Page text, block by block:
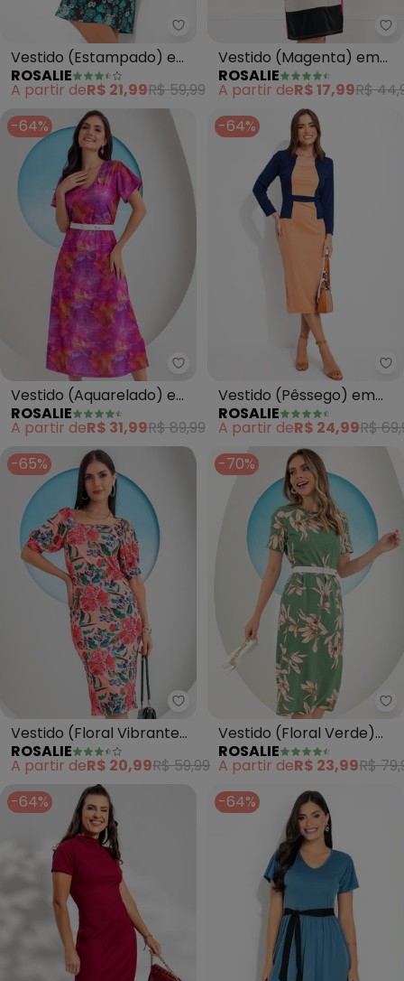
Rosalie - Vestido (Estampado)
Vestido (Estampado) em
Malha de Poliéster
ROSALIE
A partir deR$ 21,99R$ 59,99
Vestido (Magenta) em
Malha
ROSALIE
A partir deR$ 17,99R$
-64%
Rosalie - Vestido (Aquarelado)
Vestido (Aquarelado) em
Jersey Acetinado
ROSALIE
A partir deR$ 31,99R$ 89,99
-64%
Vestido (Pêssego) em
Malha
ROSALIE
A partir deR$ 24,99R$
-65%
Rosalie - Vestido (Floral
Vestido (Floral Vibrante)
em Jersey Acetinado
ROSALIE
A partir deR$ 20,99R$ 59,99
-70%
Vestido (Floral Verde)
em Poliviscose
ROSALIE
A partir deR$ 23,99R$
-64%
-64%